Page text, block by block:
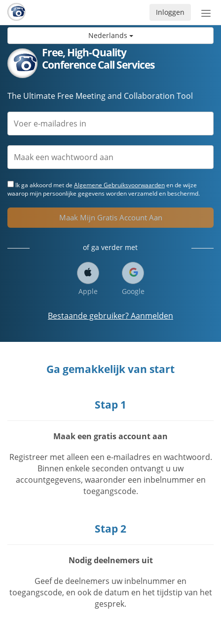
Nederlands
Inloggen
Free, High-Quality
Conference Call Services
The Ultimate Free Meeting and Collaboration Tool
Ik ga akkoord met de Algemene Gebruiksvoorwaardenen de wijze
waarop mijn persoonlijke gegevens worden verzameld en beschermd.
Maak Mijn Gratis Account Aan
of ga verder met
Apple Google
Bestaande gebruiker? Aanmelden
Ga gemakkelijk van start
Stap 1
Maak een gratis account aan
Registreer met alleen een e-mailadres en wachtwoord.
Binnen enkele seconden ontvangt u uw
accountgegevens, waaronder een inbelnummer en
toegangscode.
Stap 2
Nodig deelnemers uit
Geef de deelnemers uw inbelnummer en
toegangscode, en ook de datum en het tijdstip van het
gesprek.